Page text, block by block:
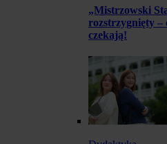
„Mistrzowski
rozstrzygnięty –
czekają!